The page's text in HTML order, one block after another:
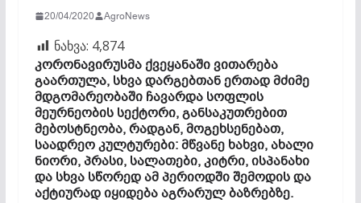
20/04/2020 AgroNews
ნახვა: 4,874
კორონავირუსმაქვეყანაში ვითარება
გაართულა, სხვა დარგებთან ერთად მძიმე
მდგომარეობაში ჩავარდა სოფლის
მეურნეობის სექტორი, განსაკუთრებით
მებოსტნეობა, რადგან, მოგეხსენებათ,
საადრეო კულტურები: მწვანე ხახვი, ახალი
ნიორი, პრასი, სალათები, კიტრი, ისპანახი
და სხვა სწორედ ამ პერიოდში შემოდის და
აქტიურად იყიდება აგრარულ ბაზრებზე.